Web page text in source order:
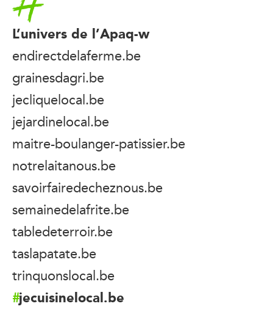
L’univers de l’Apaq-w
endirectdelaferme.be
grainesdagri.be
jecliquelocal.be
jejardinelocal.be
maitre-boulanger-patissier.be
notrelaitanous.be
savoirfairedecheznous.be
semainedelafrite.be
tabledeterroir.be
taslapatate.be
trinquonslocal.be
jecuisinelocal.be